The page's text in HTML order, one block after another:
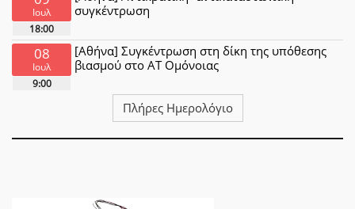
Ιουλ
18:00
συγκέντρωση
08
Ιουλ
9:00
[Αθήνα] Συγκέντρωση στη δίκη της υπόθεσης
βιασμού στο ΑΤ Ομόνοιας
Πλήρες Ημερολόγιο